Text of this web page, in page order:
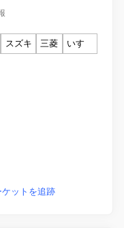
スズキ 三菱
いすゞ
ットを追跡